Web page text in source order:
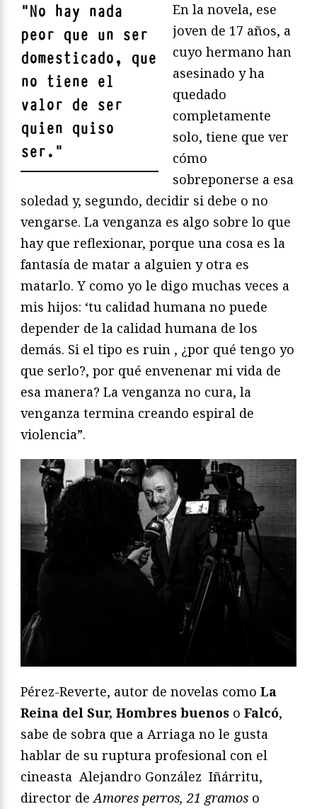
"No hay nada
peor que un ser
domesticado, que
no tiene el
valor de ser
quien quiso
ser. "
En la novela, ese
joven de 17 años, a
cuyo hermano han
asesinado y ha
quedado
completamente
solo, tiene que ver
cómo
sobreponerse a esa
soledad y, segundo, decidir si debe o no
vengarse. La venganza es algo sobre lo que
hay que reflexionar, porque una cosa es la
fantasía de matar a alguien y otra es
matarlo. Y como yo le digo muchas veces a
mis hijos: ‘tu calidad humana no puede
depender de la calidad humana de los
demás. Si el tipo es ruin , ¿por qué tengo yo
que serlo?, por qué envenenar mi vida de
esa manera? La venganza no cura, la
venganza termina creando espiral de
violencia”.
Pérez-Reverte, autor de novelas como La
Reina del Sur, Hombres buenos o Falcó,
sabe de sobra que a Arriaga no le gusta
hablar de su ruptura profesional con el
cineasta Alejandro González Iñárritu,
director de Amores perros, 21 gramos o